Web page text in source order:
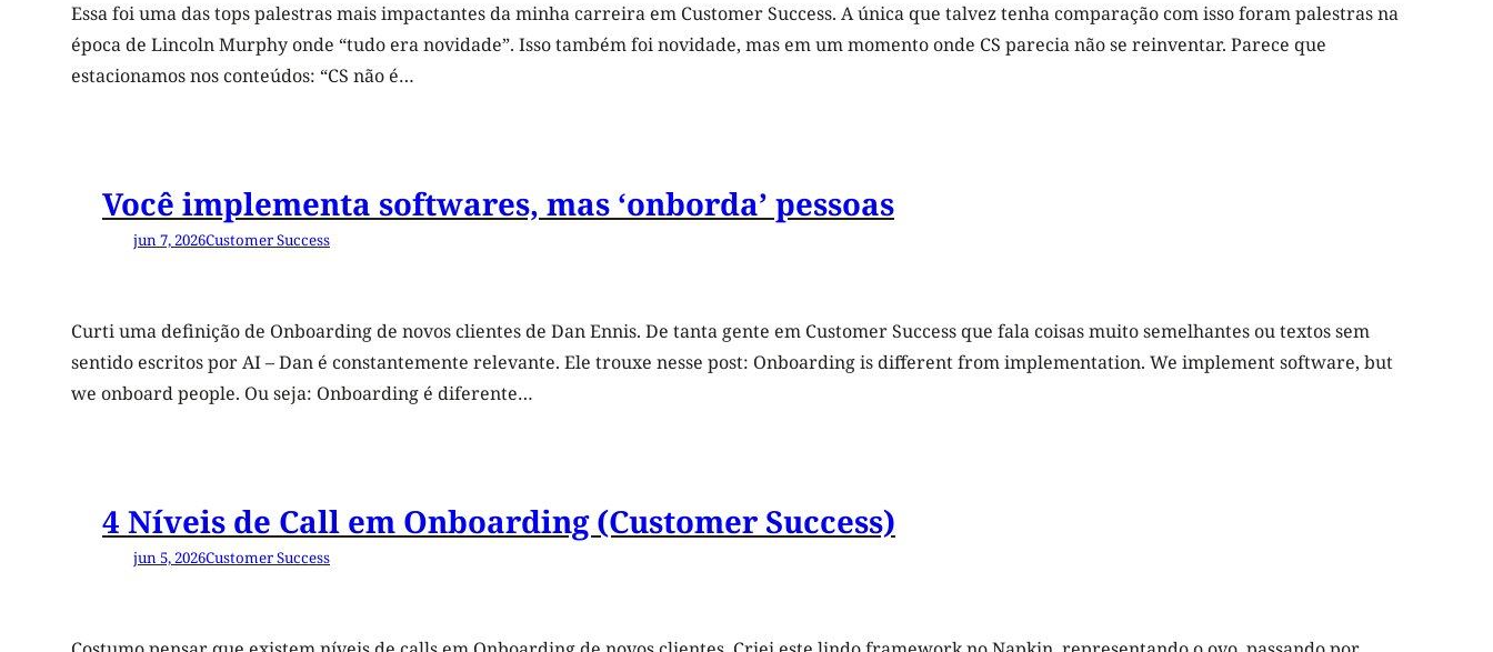
Essa foi uma das tops palestras mais impactantes da minha carreira em Customer Success. A única que talvez tenha comparação com isso foram palestras na
época de Lincoln Murphy onde “tudo era novidade”. Isso também foi novidade, mas em um momento onde CS parecia não se reinventar. Parece que
estacionamos nos conteúdos: “CS não é…
Você implementa softwares, mas ‘onborda’ pessoas
jun 7, 2026Customer Success
Curti uma definição de Onboarding de novos clientes de Dan Ennis. De tanta gente em Customer Success que fala coisas muito semelhantes ou textos sem
sentido escritos por AI – Dan é constantemente relevante. Ele trouxe nesse post: Onboarding is different from implementation. We implement software, but
we onboard people. Ou seja: Onboarding é diferente…
4 Níveis de Call em Onboarding (Customer Success)
jun 5, 2026Customer Success